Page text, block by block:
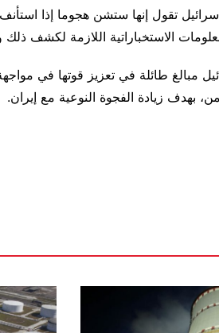
تقول إنها ستشن هجوما إذا
الاستخباراتية اللازمة لكشف
مبالغ طائلة في تعزيز قوتها في